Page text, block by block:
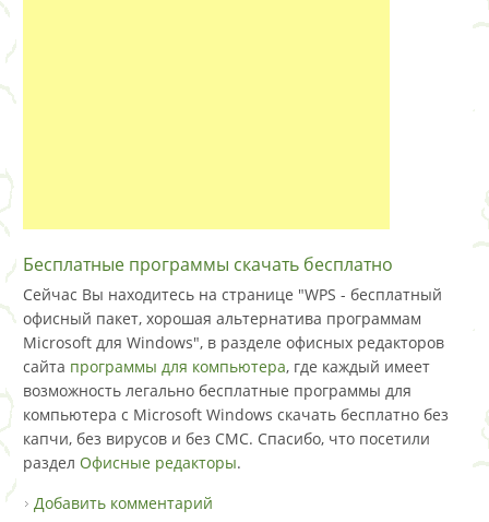
Бесплатные программы скачать бесплатно
Сейчас Вы находитесь на странице "WPS - бесплатный
офисный пакет, хорошая альтернатива программам
Microsoft для Windows", в разделе офисных редакторов
сайта программы для компьютера, где каждый имеет
возможность легально бесплатные программы для
компьютера с Microsoft Windows скачать бесплатно без
капчи, без вирусов и без СМС. Спасибо, что посетили
раздел Офисные редакторы.
Добавить комментарий